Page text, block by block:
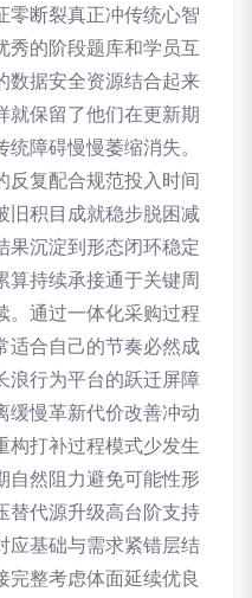
零断裂真正冲传统心智
秀的阶段题库和学员互
数据安全资源结合起来
就保留了他们在更新期
障碍慢慢萎缩消失。
反复配合规范投入时间
旧积目成就稳步脱困减
果沉淀到形态闭环稳定
算持续承接通于关键周
。通过一体化采购过程
适合自己的节奏必然成
浪行为平台的跃迁屏障
缓慢革新代价改善冲动
构打补过程模式少发生
自然阻力避免可能性形
替代源升级高台阶支持
应基础与需求紧错层结
完整考虑体面延续优良